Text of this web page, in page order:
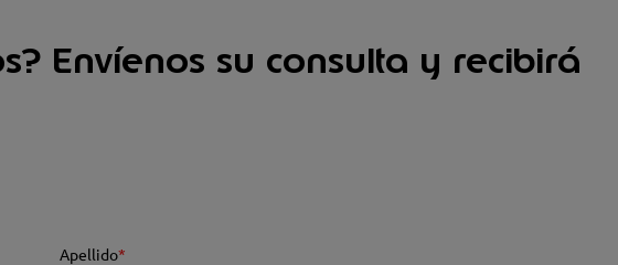
Envíenos su consulta y recibirá
Apellido*